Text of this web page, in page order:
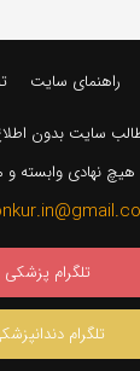
راهنمای سایت
سایت بدون
نهادی وابسته و
تلگرام پزشکی
تلگرام